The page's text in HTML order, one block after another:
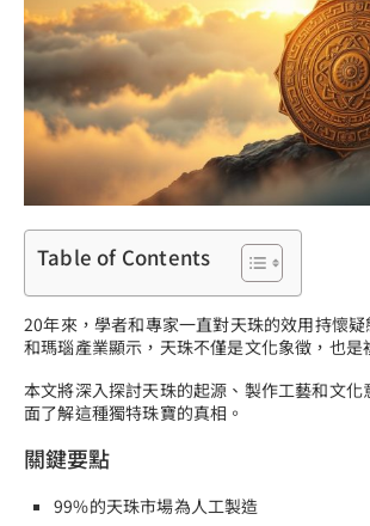
Table of Contents
20年來，學者和專家一直對天珠的效用持懷
和瑪瑙產業顯示，天珠不僅是文化象徵，也是
本文將深入探討天珠的起源、製作工藝和文化
面了解這種獨特珠寶的真相。
關鍵要點
99%的天珠市場為人工製造